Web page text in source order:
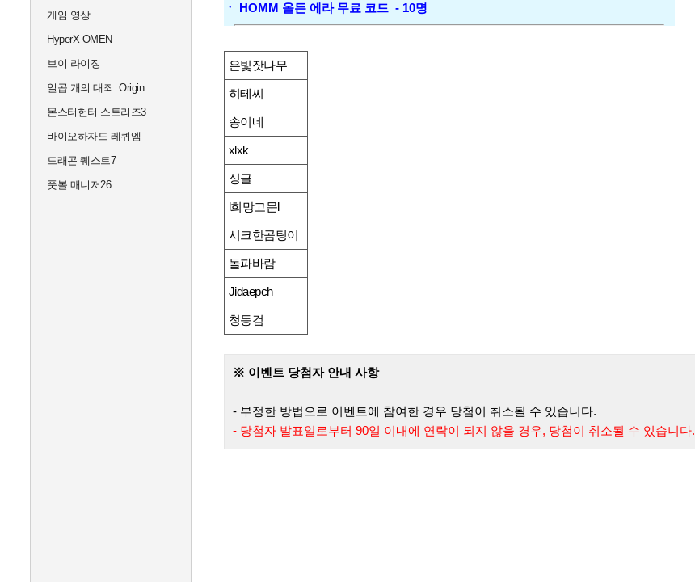
게임 영상
HyperX OMEN
브이 라이징
일곱 개의 대죄: Origin
몬스터헌터 스토리즈3
바이오하자드 레퀴엠
드래곤 퀘스트7
풋볼 매니저26
ㆍ HOMM 올든 에라 무료 코드 - 10명
은빛잣나무
히테씨
송이네
xlxk
싱글
l희망고문l
시크한곰팅이
돌파바람
Jidaepch
청동검
※ 이벤트 당첨자 안내 사항
- 부정한 방법으로 이벤트에 참여한 경우 당첨이 취소될 수 있습니다.
- 당첨자 발표일로부터 90일 이내에 연락이 되지 않을 경우, 당첨이 취소될 수 있습니다.